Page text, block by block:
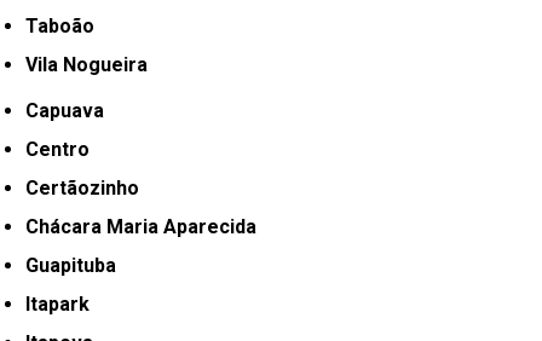
Taboão
Vila Nogueira
Capuava
Centro
Certãozinho
Chácara Maria Aparecida
Guapituba
Itapark